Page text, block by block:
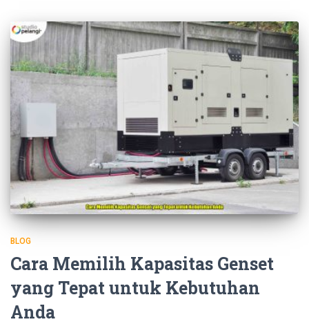
BLOG
Cara Memilih Kapasitas Genset
yang Tepat untuk Kebutuhan
Anda